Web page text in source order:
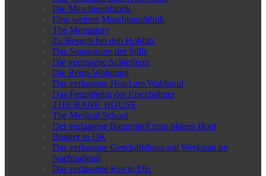
Die Maschinenfabrik
Eine weitere Maschinenfabrik
The Monastery
Zu Besuch bei den Hobbits
Das Sanatorium der Stille
Die verlassene Schleiferei
Die Retro-Wohnung
Das verlassene Hotel am Waldrand
Das Ferienheim der Eisenbahner
THE BANK HOUSE
The Medical School
Der verlassene Bauernhof zum blauen Boot
Bunker in DK
Das verlassene Geschäftshaus mit Werkstatt im
Nachbarland
Das verlassene Kro in DK